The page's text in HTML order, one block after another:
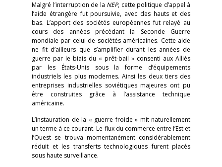
Malgré l’interruption de la NEP, cette politique d’appel à
l’aide étrangère fut poursuivie, avec des hauts et des
bas. L’apport des sociétés européennes fut relayé au
cours des années précédant la Seconde Guerre
mondiale par celui de sociétés américaines. Cette aide
ne fit d’ailleurs que s’amplifier durant les années de
guerre par le biais du « prêt-bail » consenti aux Alliés
par les États-Unis sous la forme d’équipements
industriels les plus modernes. Ainsi les deux tiers des
entreprises industrielles soviétiques majeures ont pu
être construites grâce à l’assistance technique
américaine.
L’instauration de la « guerre froide » mit naturellement
un terme à ce courant. Le flux du commerce entre l’Est et
l’Ouest se trouva momentanément considérablement
réduit et les transferts technologiques furent placés
sous haute surveillance.